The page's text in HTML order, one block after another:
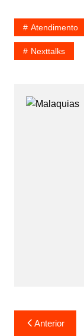
Atendimento
Nexttalks
Anterior